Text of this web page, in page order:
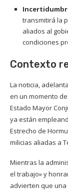
transmitirá la
aliados al
condiciones
Contexto
La noticia,
en un momento
Estado Mayor
ya están
Estrecho de
milicias aliadas a
Mientras la
el trabajo» y
advierten que una